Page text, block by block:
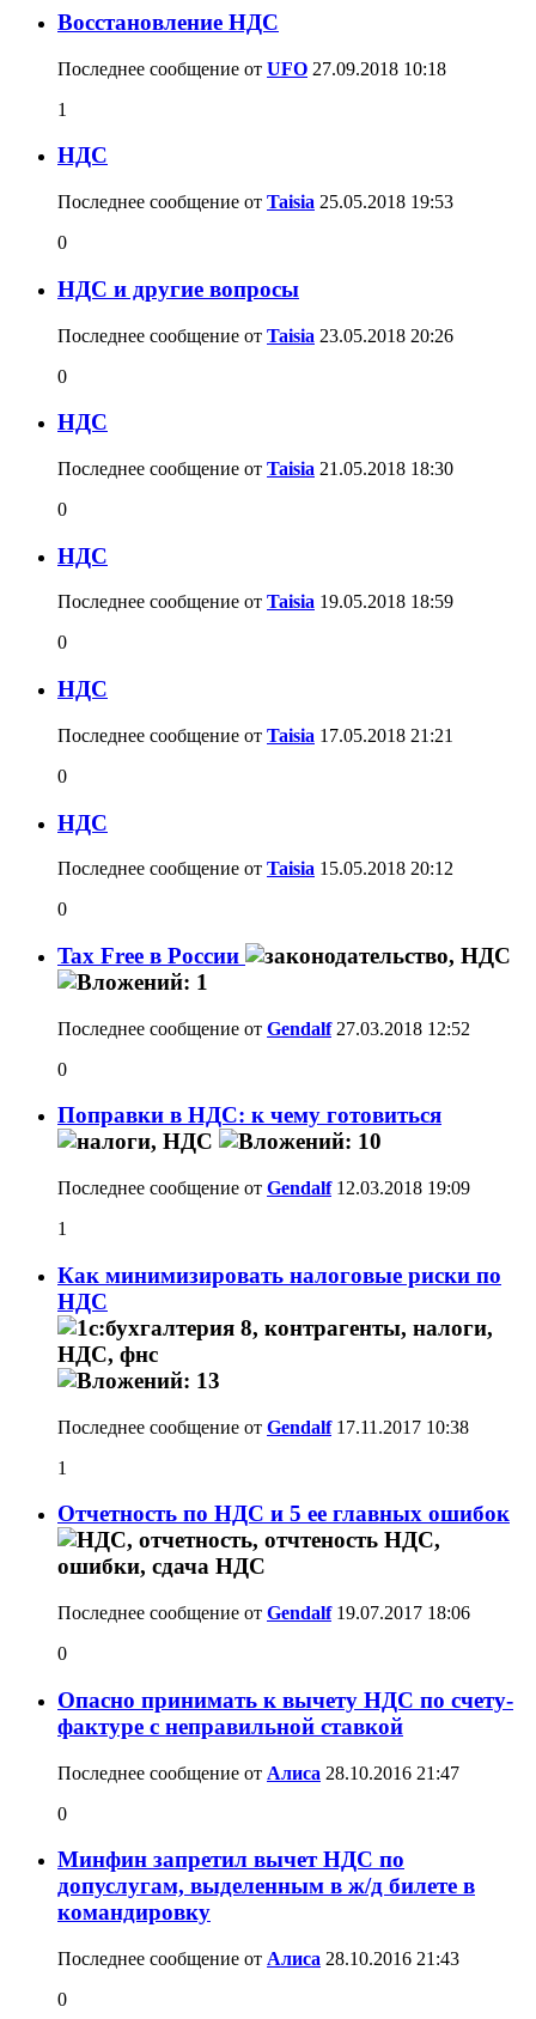
Восстановление НДС
Последнее сообщение от UFO 27.09.2018 10:18
1
НДС
Последнее сообщение от Taisia 25.05.2018 19:53
0
НДС и другие вопросы
Последнее сообщение от Taisia 23.05.2018 20:26
0
НДС
Последнее сообщение от Taisia 21.05.2018 18:30
0
НДС
Последнее сообщение от Taisia 19.05.2018 18:59
0
НДС
Последнее сообщение от Taisia 17.05.2018 21:21
0
НДС
Последнее сообщение от Taisia 15.05.2018 20:12
0
Tax Free в России
Последнее сообщение от Gendalf27.03.2018 12:52
0
Поправки в НДС: к чему готовиться
Последнее сообщение от Gendalf12.03.2018 19:09
1
Как минимизировать налоговые риски по
НДС
Последнее сообщение от Gendalf17.11.2017 10:38
1
Отчетность по НДС и 5 ее главных ошибок
Последнее сообщение от Gendalf19.07.2017 18:06
0
Опасно принимать к вычету НДС по счету-
фактуре с неправильной ставкой
Последнее сообщение от Алиса 28.10.2016 21:47
0
Минфин запретил вычет НДС по
допуслугам, выделенным в ж/д билете в
командировку
Последнее сообщение от Алиса 28.10.2016 21:43
0